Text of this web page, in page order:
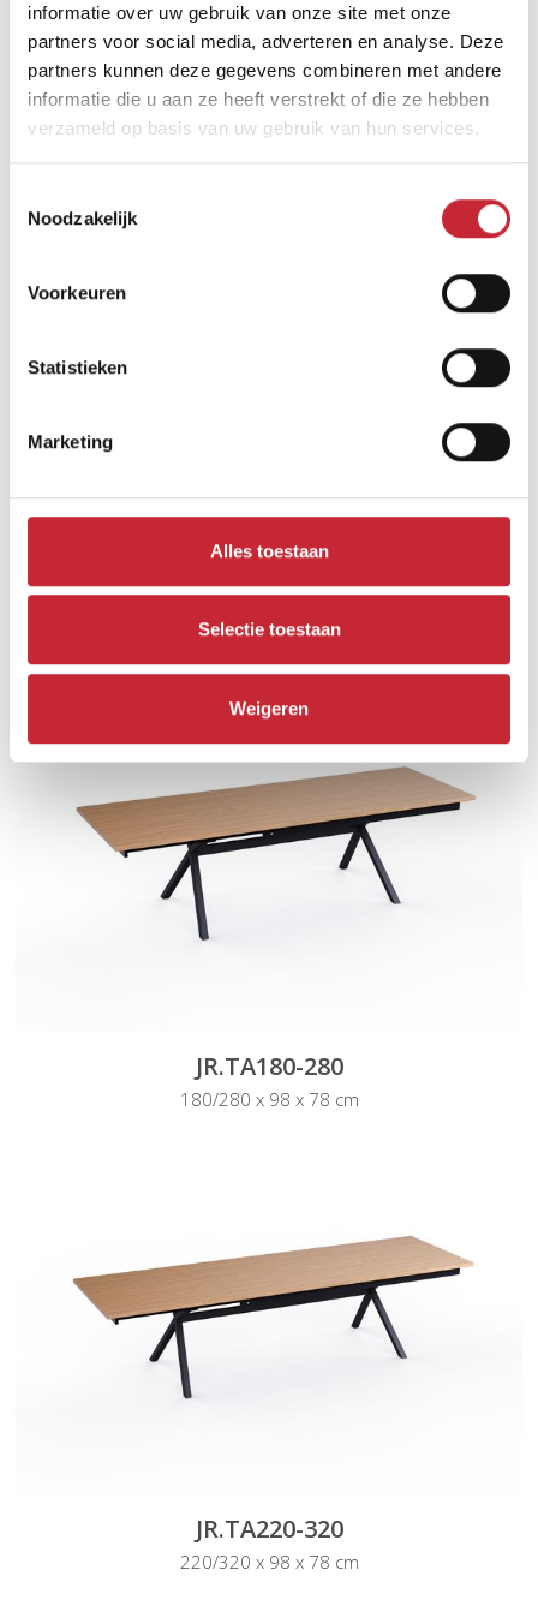
informatie over uw gebruik van onze site met onze
partners voor social media, adverteren en analyse. Deze
partners kunnen deze gegevens combineren met andere
informatie die u aan ze heeft verstrekt of die ze hebben
verzameld op basis van uw gebruik van hun services.
Noodzakelijk
Voorkeuren
Statistieken
Marketing
Alles toestaan
Selectie toestaan
Weigeren
JR.TA220 FIX
180 x 98 x 78 cm
JR.TA180-280
180/280 x 98 x 78 cm
JR.TA220-320
220/320 x 98 x 78 cm